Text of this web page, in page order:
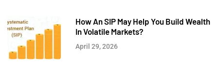
How An SIP May Help You Build Wealth
In Volatile Markets?
April 29, 2026